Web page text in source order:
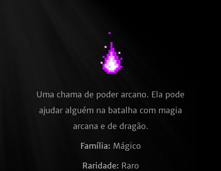
Uma chama de poder arcano. Ela pode
ajudar alguém na batalha com magia
arcana e de dragão.
Família: Mágico
Raridade: Raro